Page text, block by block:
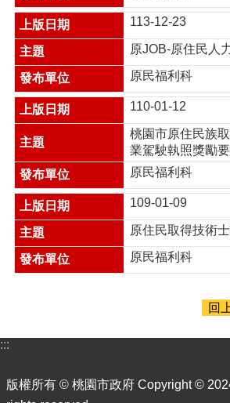
訊
業
務
資
便
民
服
務
政
府
資
訊
公
果
113-12-23
原JOB-原住民人
原民福利科
110-01-12
桃園市原住民族
業駕駛執照獎勵
原民福利科
109-01-09
原住民取得技術
原民福利科
回
:::
版權所有 © 桃園市政府 Copyright ©